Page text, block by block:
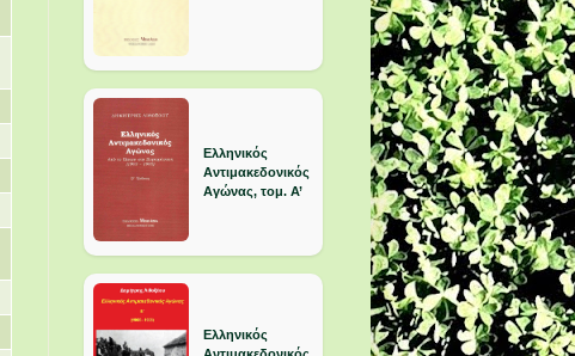
Ελληνικός
Αντιμακεδονικός
Αγώνας, τομ. Α’
Ελληνικός